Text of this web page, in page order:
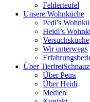
Fehlerteufel
Unsere Wohnküche
Pedi’s
Heidi’s
Versuchsküche
Wir unterwegs
Über
Über Petra
Über Heidi
Medien